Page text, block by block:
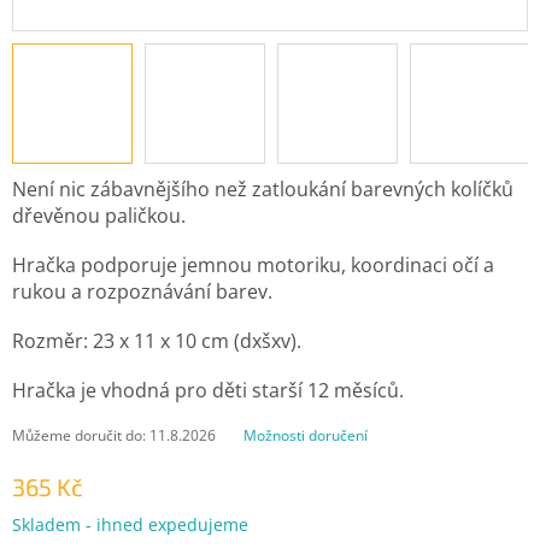
365 Kč
Měrná
Skladem - ihned expedujeme
Můžeme doručit do: 11.8.2026 Možnosti doručení
Není nic zábavnějšího než zatloukání barevných kolíčků
dřevěnou paličkou.
Hračka podporuje jemnou motoriku, koordinaci očí a
rukou a rozpoznávání barev.
Rozměr: 23 x 11 x 10 cm (dxšxv).
Hračka je vhodná pro děti starší 12 měsíců.